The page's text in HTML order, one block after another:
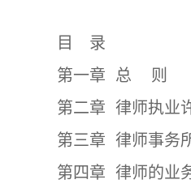
目 录
第一章 总 则
第二章 律师执业
第三章 律师事务
第四章 律师的业务